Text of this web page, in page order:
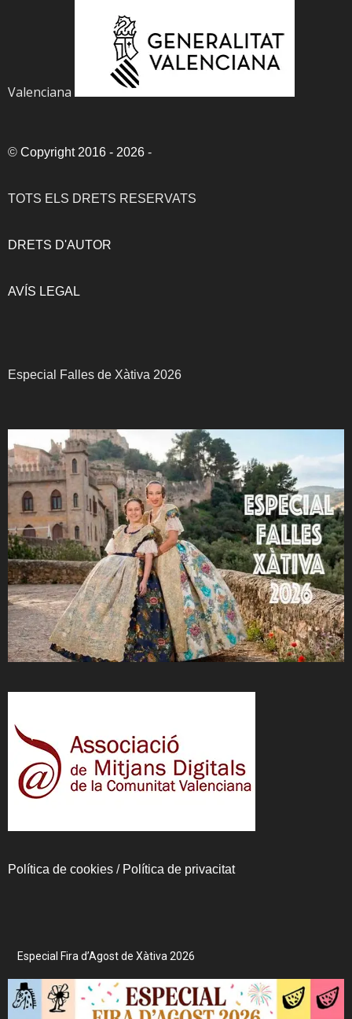
Valenciana
© Copyright 2016 - 2026 -
TOTS ELS DRETS RESERVATS
DRETS D'AUTOR
AVÍS LEGAL
Especial Falles de Xàtiva 2026
Política de cookies / Política de privacitat
Especial Fira d’Agost de Xàtiva 2026